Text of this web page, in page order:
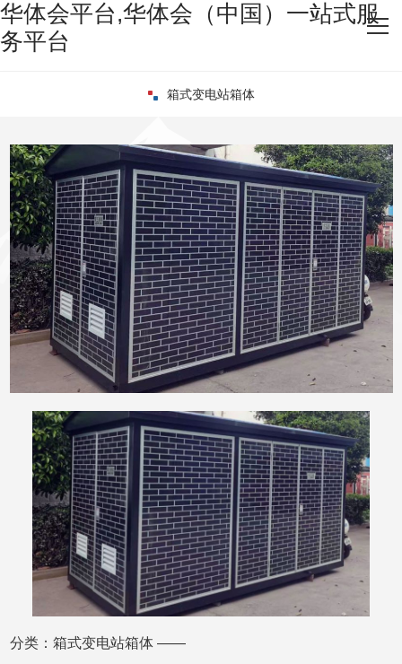
华体会平台,华体会（中国）一站式服
务平台
华体会平台,华体会（中国）一站式服务平台
新闻资讯
资质荣誉
发货现场
生产设备
客户案例
箱式变电站箱体
分类：箱式变电站箱体 ——